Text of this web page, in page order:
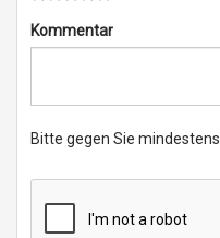
Kommentar
Bitte gegen Sie